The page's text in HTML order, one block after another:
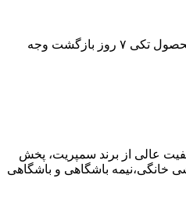
۷ روز بازگشت وجه
عالی از برند سمپریت، پخش
خانگی،نیمه باشگاهی و باشگاهی